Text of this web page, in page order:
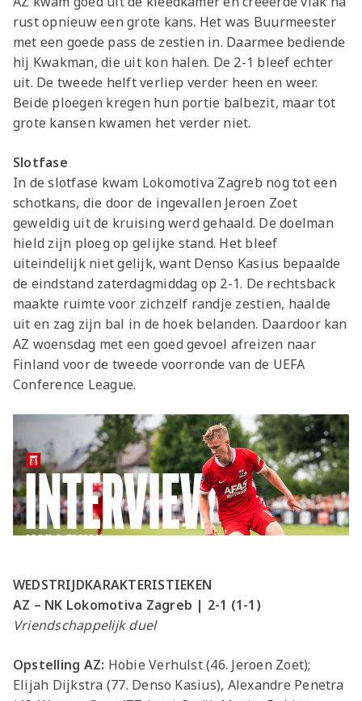
rust opnieuw een grote kans. Het was Buurmeester
met een goede pass de zestien in. Daarmee bediende
hij Kwakman, die uit kon halen. De 2-1 bleef echter
uit. De tweede helft verliep verder heen en weer.
Beide ploegen kregen hun portie balbezit, maar tot
grote kansen kwamen het verder niet.
Slotfase
In de slotfase kwam Lokomotiva Zagreb nog tot een
schotkans, die door de ingevallen Jeroen Zoet
geweldig uit de kruising werd gehaald. De doelman
hield zijn ploeg op gelijke stand. Het bleef
uiteindelijk niet gelijk, want Denso Kasius bepaalde
de eindstand zaterdagmiddag op 2-1. De rechtsback
maakte ruimte voor zichzelf randje zestien, haalde
uit en zag zijn bal in de hoek belanden. Daardoor kan
AZ woensdag met een goed gevoel afreizen naar
Finland voor de tweede voorronde van de UEFA
Conference League.
WEDSTRIJDKARAKTERISTIEKEN
AZ – NK Lokomotiva Zagreb | 2-1 (1-1 )
Vriendschappelijk duel
Opstelling AZ: Hobie Verhulst (46. Jeroen Zoet);
Elijah Dijkstra (77. Denso Kasius), Alexandre Penetra